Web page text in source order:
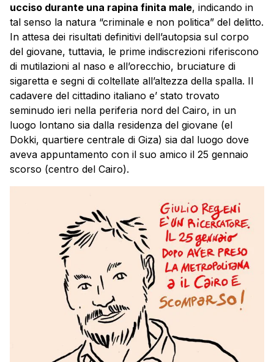
ucciso durante una rapina finita male, indicando in
tal senso la natura “criminale e non politica” del delitto.
In attesa dei risultati definitivi dell’autopsia sul corpo
del giovane, tuttavia, le prime indiscrezioni riferiscono
di mutilazioni al naso e all’orecchio, bruciature di
sigaretta e segni di coltellate all’altezza della spalla. Il
cadavere del cittadino italiano e’ stato trovato
seminudo ieri nella periferia nord del Cairo, in un
luogo lontano sia dalla residenza del giovane (el
Dokki, quartiere centrale di Giza) sia dal luogo dove
aveva appuntamento con il suo amico il 25 gennaio
scorso (centro del Cairo).